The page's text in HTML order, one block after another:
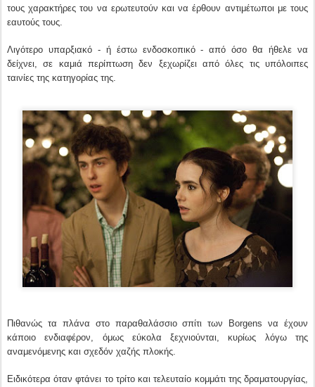
τους χαρακτήρες του να ερωτευτούν και να έρθουν αντιμέτωποι με τους
εαυτούς τους.
Λιγότερο υπαρξιακό - ή έστω ενδοσκοπικό - από όσο θα ήθελε να
δείχνει, σε καμιά περίπτωση δεν ξεχωρίζει από όλες τις υπόλοιπες
ταινίες της κατηγορίας της.
Πιθανώς τα πλάνα στο παραθαλάσσιο σπίτι των Borgens να έχουν
κάποιο ενδιαφέρον, όμως εύκολα ξεχνιούνται, κυρίως λόγω της
αναμενόμενης και σχεδόν χαζής πλοκής.
Ειδικότερα όταν φτάνει το τρίτο και τελευταίο κομμάτι της δραματουργίας,